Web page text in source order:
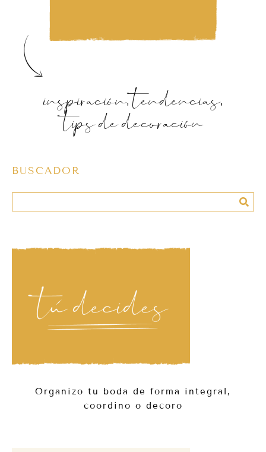
inspiración, tendencias,
tips de decoración
BUSCADOR
Organizo tu boda de forma integral,
coordino o decoro